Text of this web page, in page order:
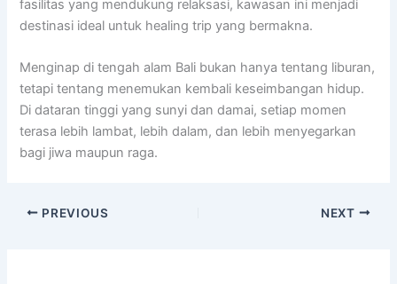
fasilitas yang mendukung relaksasi, kawasan ini menjadi
destinasi ideal untuk healing trip yang bermakna.
Menginap di tengah alam Bali bukan hanya tentang liburan,
tetapi tentang menemukan kembali keseimbangan hidup.
Di dataran tinggi yang sunyi dan damai, setiap momen
terasa lebih lambat, lebih dalam, dan lebih menyegarkan
bagi jiwa maupun raga.
PREVIOUS NEXT